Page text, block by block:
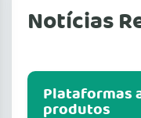
Notícias
Plataformas
produtos